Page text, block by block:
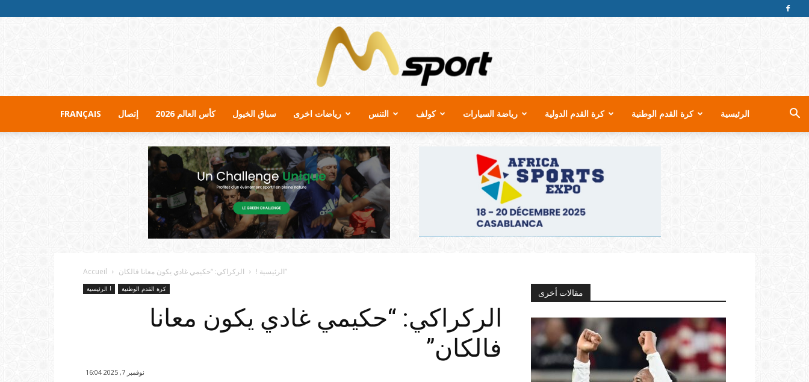
MSport.ma
FRANÇAIS إتصال كأس العالم 2026 سباق الخيول رياضات اخرى التنس كولف رياضة السيارات كرة القدم الدولية كرة القدم الوطنية الرئيسية
Accueil الرئيسية !الركراكي: “حكيمي غادي يكون معانا فالكان”
الرئيسية ! كرة القدم الوطنية
الركراكي: “حكيمي غادي يكون معانا
فالكان”
نوفمبر 7, 2025 16:04
مقالات أخرى